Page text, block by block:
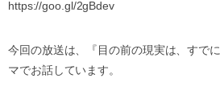
https://goo.gl/2gBdev
今回の放送は、『目の前の現実は、すでに
マでお話しています。